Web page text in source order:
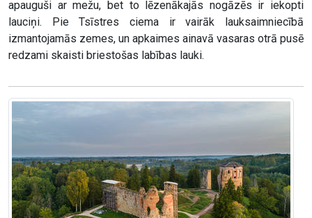
apauguši ar mežu, bet to lēzenākajās nogāzēs ir iekopti
lauciņi. Pie Tsīstres ciema ir vairāk lauksaimniecībā
izmantojamās zemes, un apkaimes ainavā vasaras otrā pusē
redzami skaisti briestošas labības lauki.